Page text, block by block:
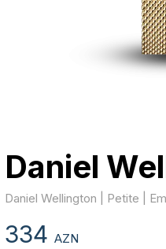
Daniel
Daniel Wellington | Petite |
334AZN